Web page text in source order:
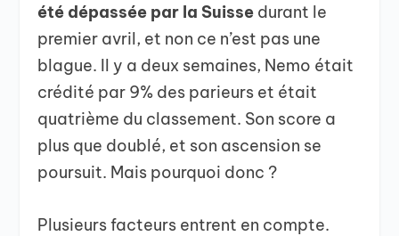
été dépassée par la Suisse durant le
premier avril, et non ce n’est pas une
blague. Il y a deux semaines, Nemo était
crédité par 9% des parieurs et était
quatrième du classement. Son score a
plus que doublé, et son ascension se
poursuit. Mais pourquoi donc ?
Plusieurs facteurs entrent en compte.